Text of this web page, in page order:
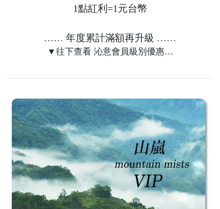
1點紅利=1元台幣
…… 年度累計滿額再升級 ……
▼往下查看 沁意會員級別優惠…